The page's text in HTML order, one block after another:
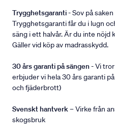
Trygghetsgaranti- Sov på
Trygghetsgaranti får du i lugn
säng i ett halvår. Är du inte nöjd
Gäller vid köp av madrasskydd.
30 års garanti på sängen - Vi
erbjuder vi hela 30 års garanti
och fjäderbrott)
Svenskt hantverk– Virke från
skogsbruk